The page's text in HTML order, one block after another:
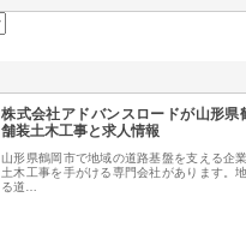
株式会社アドバンスロードが山形県
舗装土木工事と求人情報
山形県鶴岡市で地域の道路基盤を支える企
土木工事を手がける専門会社があります。
る道…